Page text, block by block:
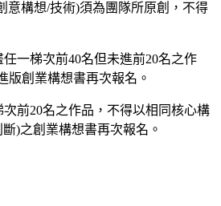
構想/技術)須為團隊所原創，不得
一梯次前40名但未進前20名之作
版創業構想書再次報名。
前20名之作品，不得以相同核心構
)之創業構想書再次報名。